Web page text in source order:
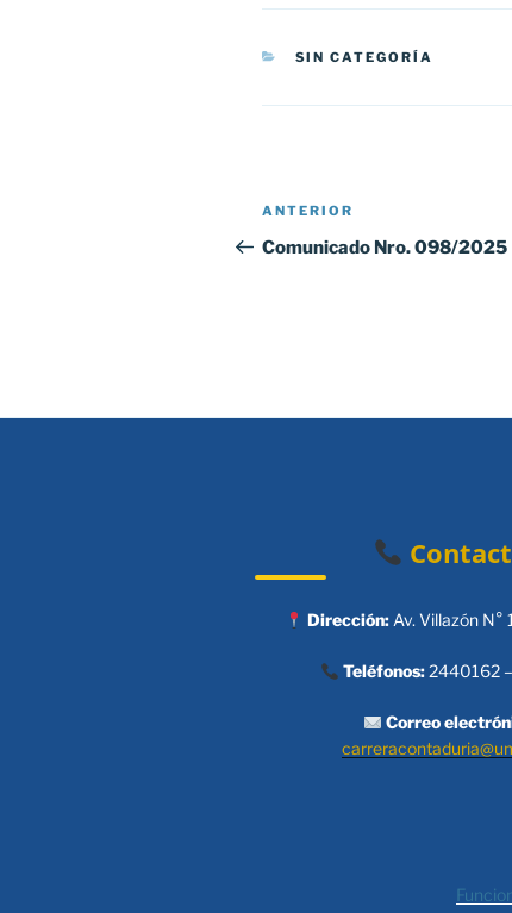
CATEGORÍAS
SIN CATEGORÍA
Navegación
de
Entrada
anterior:
ANTERIOR
Comunicado Nro. 098/2025
Dirección:Av. Villazón N°
Teléfonos:2440162
Correo